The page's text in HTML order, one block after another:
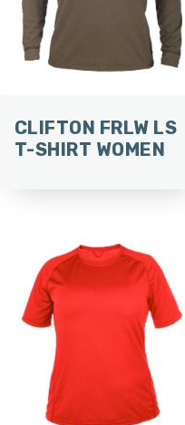
CLIFTON FRLW LS
T-SHIRT WOMEN